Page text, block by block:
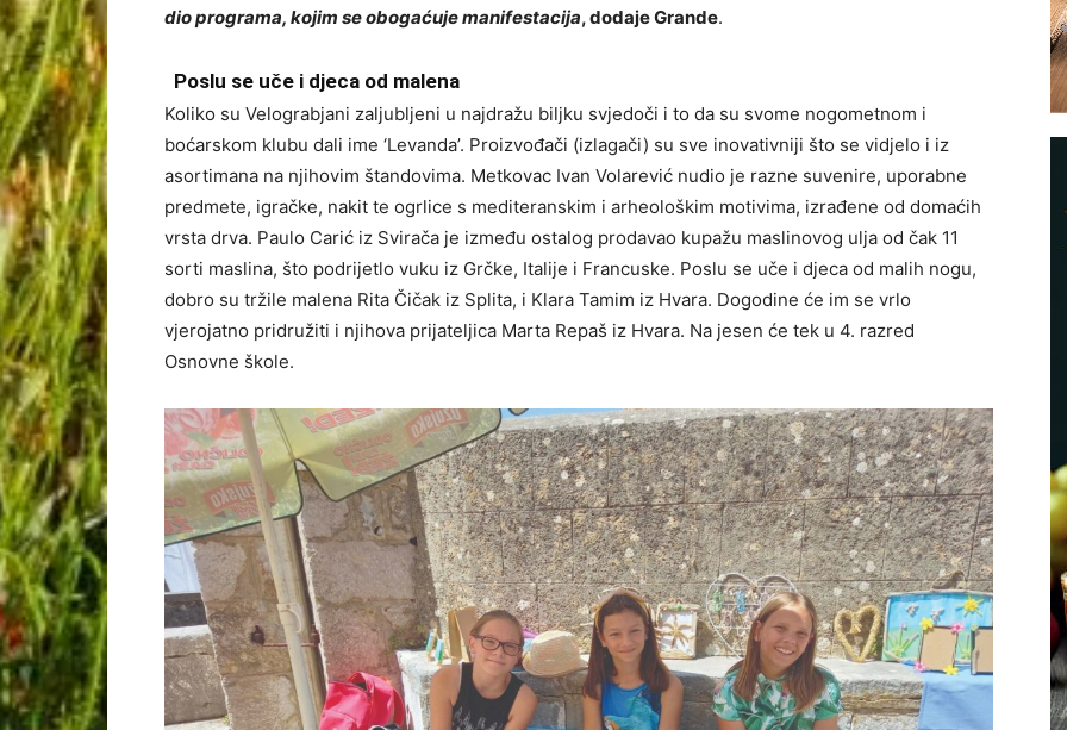
dio programa, kojim se obogaćuje manifestacija, dodaje Grande.
Poslu se uče i djeca od malena
Koliko su Velograbjani zaljubljeni u najdražu biljku svjedoči i to da su svome nogometnom i
boćarskom klubu dali ime ‘Levanda’. Proizvođači (izlagači) su sve inovativniji što se vidjelo i iz
asortimana na njihovim štandovima. Metkovac Ivan Volarević nudio je razne suvenire, uporabne
predmete, igračke, nakit te ogrlice s mediteranskim i arheološkim motivima, izrađene od domaćih
vrsta drva. Paulo Carić iz Svirača je između ostalog prodavao kupažu maslinovog ulja od čak 11
sorti maslina, što podrijetlo vuku iz Grčke, Italije i Francuske. Poslu se uče i djeca od malih nogu,
dobro su tržile malena Rita Čičak iz Splita, i Klara Tamim iz Hvara. Dogodine će im se vrlo
vjerojatno pridružiti i njihova prijateljica Marta Repaš iz Hvara. Na jesen će tek u 4. razred
Osnovne škole.